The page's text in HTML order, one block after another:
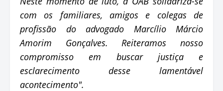
com os familiares, amigos e colegas de
profissão do advogado Marcílio Márcio
Amorim Gonçalves. Reiteramos nosso
compromisso em buscar justiça e
esclarecimento desse lamentável
acontecimento".